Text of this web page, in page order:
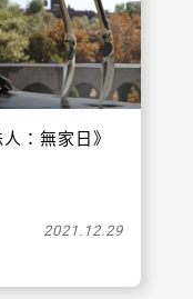
：無家日》
2021.12.29